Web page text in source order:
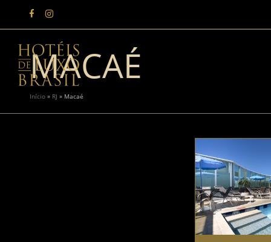
MACAÉ
Início » RJ » Macaé